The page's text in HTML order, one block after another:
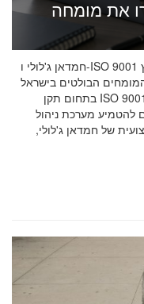
את מומחה
חמדאן ג'לולי ו-ISO 9001 ב-2026: מה חובה לדעת לפני שבוחרים יועץ
הבולטים בישראל
בתחום תקן ISO 9001 וניהול איכות, עם ניסיון מוכח בליווי עשרות
להטמיע מערכת ניהול
המקצועית של חמדאן ג'לולי,